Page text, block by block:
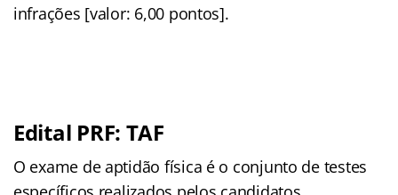
infrações [valor: 6,00 pontos].
Edital PRF: TAF
O exame de aptidão física é o conjunto de testes